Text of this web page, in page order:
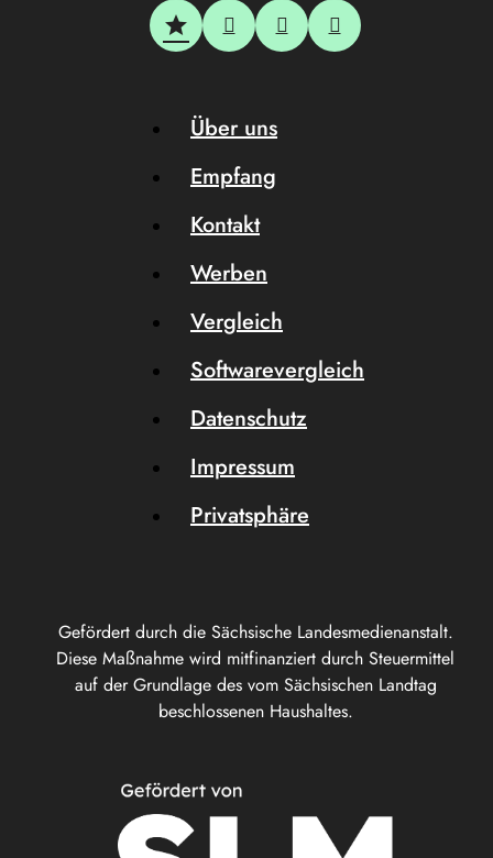
Gefördert durch die Sächsische Landesmedienanstalt.
Diese Maßnahme wird mitfinanziert durch Steuermittel
auf der Grundlage des vom Sächsischen Landtag
beschlossenen Haushaltes.
Über uns
Empfang
Kontakt
Werben
Vergleich
Softwarevergleich
Datenschutz
Impressum
Privatsphäre